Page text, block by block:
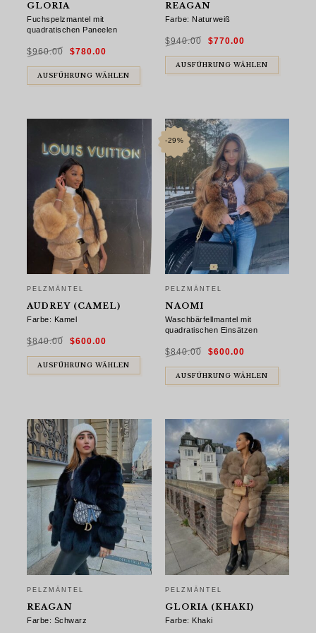
GLORIA
Fuchspelzmantel mit
quadratischen Paneelen
$960.00 Preis
$960.00
$780.00
$780.00.
AUSFÜHRUNG WÄHLEN
REAGAN
Farbe: Naturweiß
$940.00 Preis
$940.00
$770.00Preis
$770.00.
AUSFÜHRUNG WÄHLEN
PELZMÄNTEL
AUDREY (CAMEL)
Farbe: Kamel
$840.00
Ursprünglicher
Preis
$840.00
$600.00
$600.00.
AUSFÜHRUNG WÄHLEN
-29%
PELZMÄNTEL
NAOMI
Waschbärfellmantel mit
quadratischen Einsätzen
$840.00
Ursprünglicher
Preis
$840.00
$600.00Preis
$600.00.
AUSFÜHRUNG WÄHLEN
PELZMÄNTEL
REAGAN
Farbe: Schwarz
PELZMÄNTEL
GLORIA (KHAKI)
Farbe: Khaki